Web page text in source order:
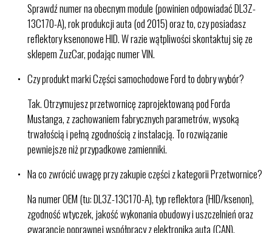
Sprawdź numer na obecnym module (powinien odpowiadać DL3Z-
13C170-A), rok produkcji auta (od 2015) oraz to, czy posiadasz
reflektory ksenonowe HID. W razie wątpliwości skontaktuj się ze
sklepem ZuzCar, podając numer VIN.
Czy produkt marki Części samochodowe Ford to dobry wybór?
Tak. Otrzymujesz przetwornicę zaprojektowaną pod Forda
Mustanga, z zachowaniem fabrycznych parametrów, wysoką
trwałością i pełną zgodnością z instalacją. To rozwiązanie
pewniejsze niż przypadkowe zamienniki.
Na co zwrócić uwagę przy zakupie części z kategorii Przetwornice?
Na numer OEM (tu: DL3Z-13C170-A), typ reflektora (HID/ksenon),
zgodność wtyczek, jakość wykonania obudowy i uszczelnień oraz
gwarancję poprawnej współpracy z elektroniką auta (CAN).